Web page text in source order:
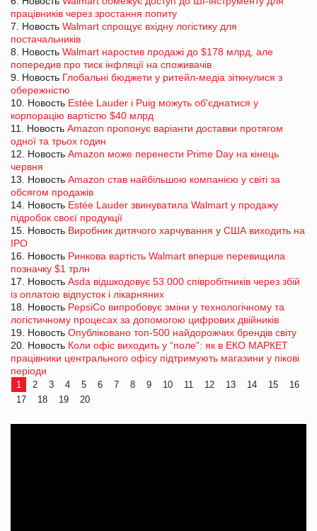
працівників через зростання попиту
7. Новость Walmart спрощує вхідну логістику для
постачальників
8. Новость Walmart наростив продажі до $178 млрд, але
попередив про тиск інфляції на споживачів
9. Новость Глобальні бюджети у ритейл-медіа зіткнулися з
обережністю
10. Новость Estée Lauder і Puig можуть об'єднатися у
корпорацію вартістю $40 млрд
11. Новость Amazon пропонує варіанти доставки протягом
одної та трьох годин
12. Новость Amazon може перенести Prime Day на кінець
червня
13. Новость Amazon став найбільшою компанією у світі за
обсягом продажів
14. Новость Estée Lauder звинуватила Walmart у продажу
підробок своєї продукції
15. Новость Виробник дитячого харчування у США виходить на
IPO
16. Новость Ринкова вартість Walmart вперше перевищила
позначку $1 трлн
17. Новость Asda відшкодовує 53 000 співробітників через збій
із оплатою відпусток і лікарняних
18. Новость PepsiCo випробовує зміни у технологічному та
логістичному процесах за допомогою цифрових двійників
19. Новость Опубліковано топ-500 найдорожчих брендів світу
20. Новость Коли офіс виходить у “поле”: як в ЕКО МАРКЕТ
працівники центрального офісу підтримують магазини у пікові
періоди
1 2 3 4 5 6 7 8 9 10 11 12 13 14 15
16
17
18 19 20